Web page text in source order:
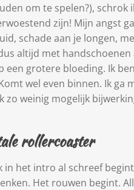
om te spelen?),
zijn! Mijn angst
schade aan je longen,
altijd met
een grotere bloeding. Ik
wel even binnen. Ik
zo weinig mogelijk
rollercoaster
in het intro al schreef
Het rouwen begint.